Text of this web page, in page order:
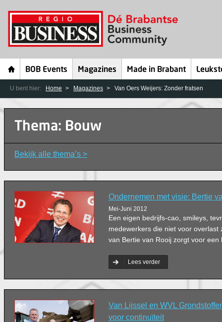
BOB Events Magazines Made in Brabant
U bent hier: Home Magazines Van Oers Weijers: Zonder fratsen
Thema: Bouw
Bekijk alle thema’s >
Ondernemen met visie: Bertie
Mei-Juni 2012
Een eigen bedrijfs-cao, smileys,
medewerkers die niet voor
van Bertie van Rooij zorgt voor
Lees verder
Van Lijssel en WVL
voor continuïteit